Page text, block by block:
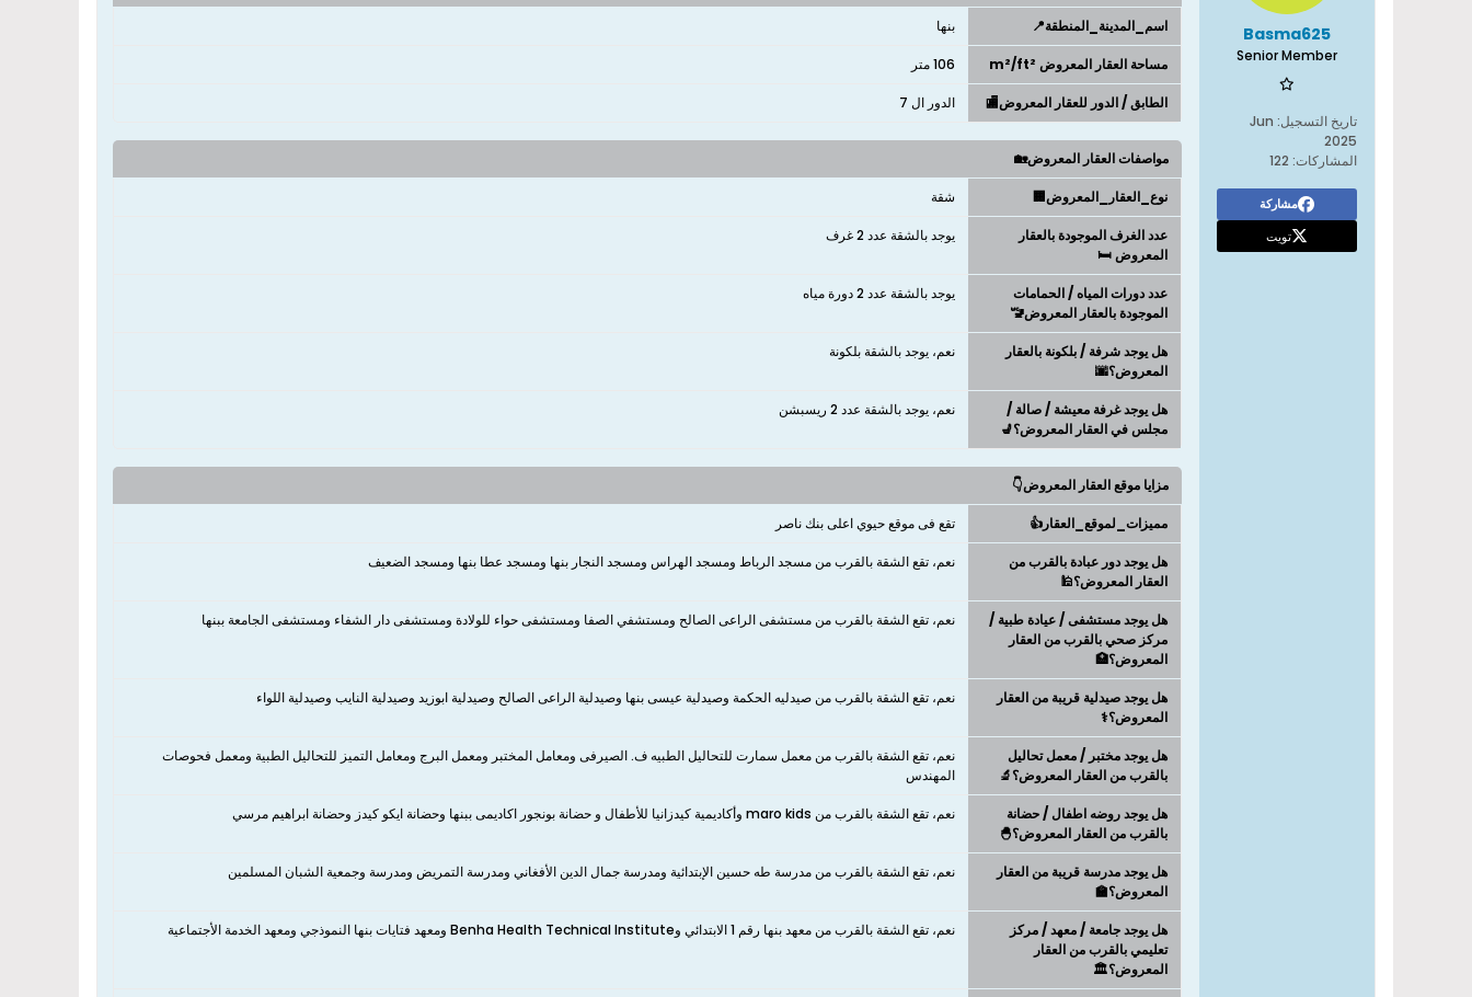
Basma625
Senior Member
تاريخ التسجيل: Jun
2025
المشاركات: 122
مشاركة
تويت
اسم_المدينة_المنطقة📍 بنها
مساحة العقار المعروض m²/ft² 106 متر
الطابق / الدور للعقار المعروض🏬 الدور ال 7
مواصفات العقار المعروض🏡
نوع_العقار_المعروض🏢 شقة
عدد الغرف الموجودة بالعقار
المعروض 🛏️
يوجد بالشقة عدد 2 غرف
عدد دورات المياه / الحمامات
الموجودة بالعقار المعروض🚾
يوجد بالشقة عدد 2 دورة مياه
هل يوجد شرفة / بلكونة بالعقار
المعروض؟🌆
نعم، يوجد بالشقة بلكونة
هل يوجد غرفة معيشة / صالة /
مجلس في العقار المعروض؟💺
نعم، يوجد بالشقة عدد 2 ريسبشن
مزايا موقع العقار المعروض👇
مميزات_لموقع_العقار👍 تقع فى موقع حيوي اعلى بنك ناصر
هل يوجد دور عبادة بالقرب من
العقار المعروض؟🕌
نعم، تقع الشقة بالقرب من مسجد الرباط ومسجد الهراس ومسجد النجار بنها ومسجد عطا بنها ومسجد الضعيف
هل يوجد مستشفى / عيادة طبية /
مركز صحي بالقرب من العقار
المعروض؟🏥
نعم، تقع الشقة بالقرب من مستشفى الراعى الصالح ومستشفي الصفا ومستشفى حواء للولادة ومستشفى دار الشفاء ومستشفى الجامعة ببنها
هل يوجد صيدلية قريبة من العقار
المعروض؟⚕️
نعم، تقع الشقة بالقرب من صيدليه الحكمة وصيدلية عيسى بنها وصيدلية الراعى الصالح وصيدلية ابوزيد وصيدلية النايب وصيدلية اللواء
هل يوجد مختبر / معمل تحاليل
بالقرب من العقار المعروض؟🔬
نعم، تقع الشقة بالقرب من معمل سمارت للتحاليل الطبيه ف. الصيرفى ومعامل المختبر ومعمل البرج ومعامل التميز للتحاليل الطبية ومعمل فحوصات
المهندس
هل يوجد روضه اطفال / حضانة
بالقرب من العقار المعروض؟🐣
نعم، تقع الشقة بالقرب من maro kids وأكاديمية كيدزانيا للأطفال و حضانة بونجور اكاديمى ببنها وحضانة ايكو كيدز وحضانة ابراهيم مرسي
هل يوجد مدرسة قريبة من العقار
المعروض؟🏫
نعم، تقع الشقة بالقرب من مدرسة طه حسين الإبتدائية ومدرسة جمال الدين الأفغاني ومدرسة التمريض ومدرسة وجمعية الشبان المسلمين
هل يوجد جامعة / معهد / مركز
تعليمي بالقرب من العقار
المعروض؟🏛️
نعم، تقع الشقة بالقرب من معهد بنها رقم 1 الابتدائي وBenha Health Technical Institute ومعهد فتايات بنها النموذجي ومعهد الخدمة الأجتماعية